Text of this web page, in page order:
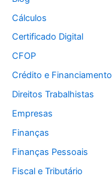
Cálculos
Certificado Digital
CFOP
Crédito e Financiamento
Direitos Trabalhistas
Empresas
Finanças
Finanças Pessoais
Fiscal e Tributário